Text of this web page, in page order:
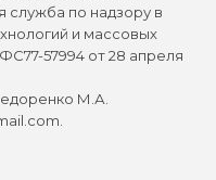
служба по надзору в
и массовых
57994 от 28 апреля
М.А.